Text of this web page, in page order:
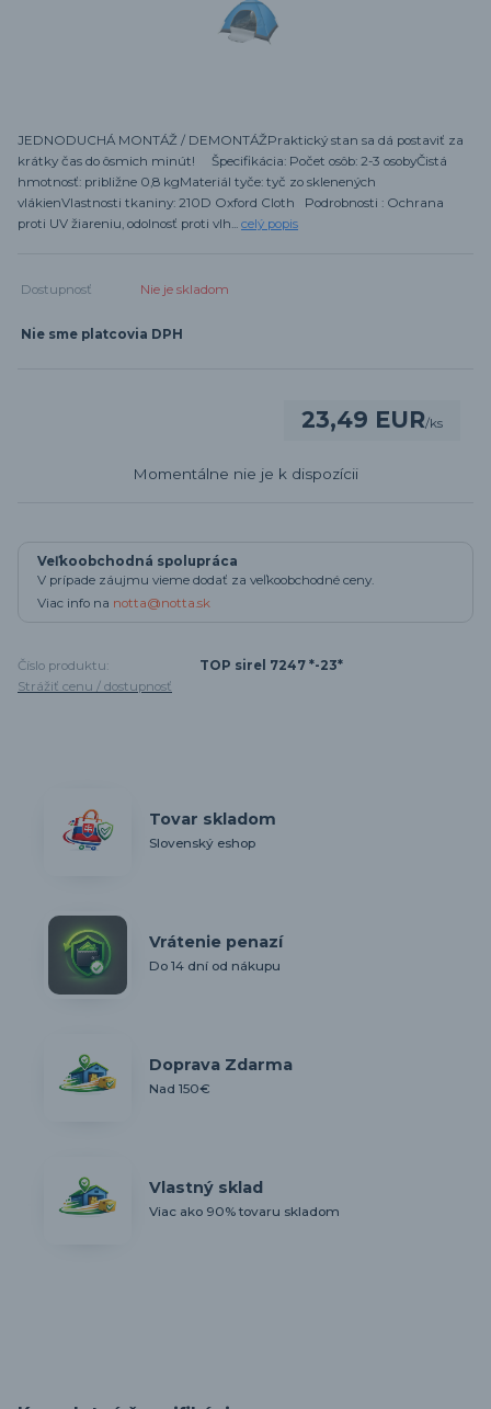
JEDNODUCHÁ MONTÁŽ / DEMONTÁŽPraktický stan sa dá postaviť za
krátky čas do ôsmich minút! Špecifikácia: Počet osôb: 2-3 osobyČistá
hmotnosť: približne 0,8 kgMateriál tyče: tyč zo sklenených
vlákienVlastnosti tkaniny: 210D Oxford Cloth Podrobnosti : Ochrana
proti UV žiareniu, odolnosť proti vlh... celý popis
Dostupnosť Nie je skladom
Nie sme platcovia DPH
23,49 EUR/ks
Momentálne nie je k dispozícii
Veľkoobchodná spolupráca
V prípade záujmu vieme dodať za veľkoobchodné ceny.
Viac info na notta@notta.sk
Číslo produktu:
TOP sirel 7247 *-23*
Strážiť cenu / dostupnosť
Tovar skladom
Slovenský eshop
Vrátenie penazí
Do 14 dní od nákupu
Doprava Zdarma
Nad 150€
Vlastný sklad
Viac ako 90% tovaru skladom